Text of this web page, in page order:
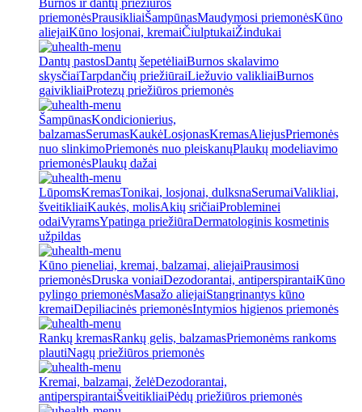
Burnos ir dantų priežiūros
priemonėsPrausikliaiŠampūnasMaudymosi priemonėsKūno
aliejaiKūno losjonai, kremaiČiulptukaiŽindukai
Dantų pastosDantų šepetėliaiBurnos skalavimo
skysčiaiTarpdančių priežiūraiLiežuvio valikliaiBurnos
gaivikliaiProtezų priežiūros priemonės
ŠampūnasKondicionierius,
balzamasSerumasKaukėLosjonasKremasAliejusPriemonės
nuo slinkimoPriemonės nuo pleiskanųPlaukų modeliavimo
priemonėsPlaukų dažai
LūpomsKremasTonikai, losjonai, dulksnaSerumaiValikliai,
šveitikliaiKaukės, molisAkių sričiaiProbleminei
odaiVyramsYpatinga priežiūraDermatologinis kosmetinis
užpildas
Kūno pieneliai, kremai, balzamai, aliejaiPrausimosi
priemonėsDruska voniaiDezodorantai, antiperspirantaiKūno
pylingo priemonėsMasažo aliejaiStangrinantys kūno
kremaiDepiliacinės priemonėsIntymios higienos priemonės
Rankų kremasRankų gelis, balzamasPriemonėms rankoms
plautiNagų priežiūros priemonės
Kremai, balzamai, želėDezodorantai,
antiperspirantaiŠveitikliaiPėdų priežiūros priemonės